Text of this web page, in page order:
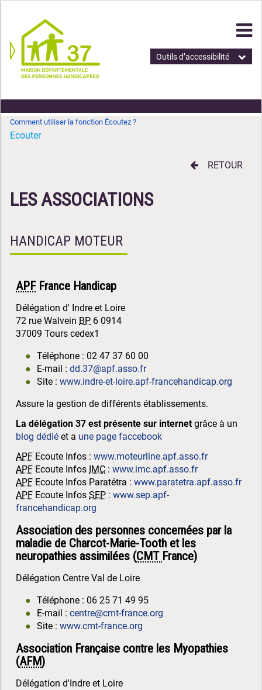
Outils d’accessibilité
Comment utiliser la fonction Écoutez ?
Ecouter
RETOUR
LES ASSOCIATIONS
HANDICAP MOTEUR
APFFrance Handicap
Délégation d' Indre et Loire
72 rue Walvein BP 6 0914
37009 Tours cedex1
Téléphone : 02 47 37 60 00
E-mail : dd.37@apf.asso.fr
Site : www.indre-et-loire.apf-francehandicap.org
Assure la gestion de différents établissements.
La délégation 37 est présente sur internetgrâce à un
blog dédié et a une page faccebook
APF Ecoute Infos : www.moteurline.apf.asso.fr
APF Ecoute Infos IMC : www.imc.apf.asso.fr
APF Ecoute Infos Paratétra : www.paratetra.apf.asso.fr
APF Ecoute Infos SEP : www.sep.apf-
francehandicap.org
Association des personnes concernées par la
maladie de Charcot-Marie-Tooth et les
neuropathies assimilées (CMT France)
Délégation Centre Val de Loire
Téléphone : 06 25 71 49 95
E-mail : centre@cmt-france.org
Site : www.cmt-france.org
Association Française contre les Myopathies
(AFM)
Délégation d'Indre et Loire